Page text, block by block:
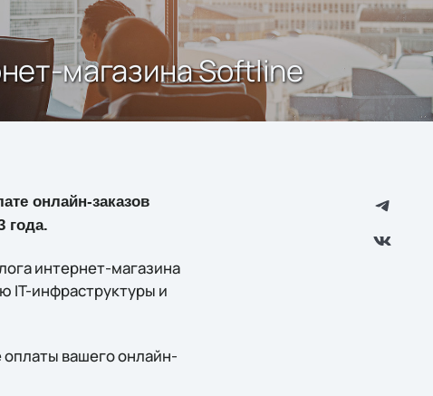
магазина Softline
онлайн-заказов
года.
интернет-магазина
IT-инфраструктуры и
оплаты вашего онлайн-